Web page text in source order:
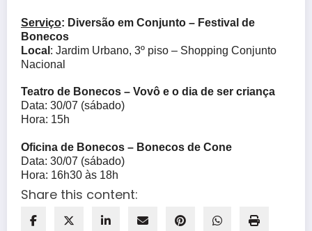
Serviço: Diversão em Conjunto – Festival de
Bonecos
Local : Jardim Urbano, 3º piso – Shopping Conjunto
Nacional
Teatro de Bonecos – Vovô e o dia de ser criança
Data: 30/07 (sábado)
Hora: 15h
Oficina de Bonecos – Bonecos de Cone
Data: 30/07 (sábado)
Hora: 16h30 às 18h
Share this content: